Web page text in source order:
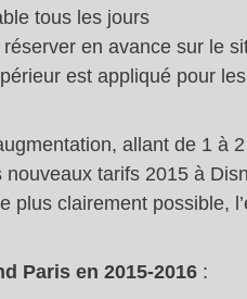
tous les jours
en avance sur le
est appliqué pour
allant de 1 à
tarifs 2015 à
plus clairement possible,
Paris en 2015-2016 :